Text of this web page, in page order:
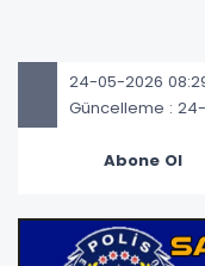
24-05-2026
Güncelleme :
Abone Ol